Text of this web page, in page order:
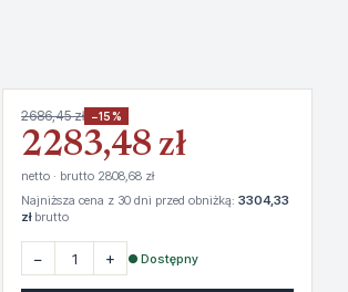
2686,45 zł −15%
2283,48 zł
netto · brutto 2808,68 zł
Najniższa cena z 30 dni przed obniżką: 3304,33
złbrutto
− + ● Dostępny